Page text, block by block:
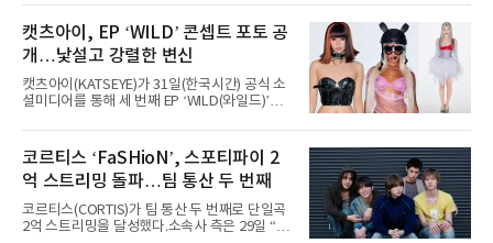
코르티스 등 K팝 스타들이 출연진 명단에 이름
을 올렸다.이날 에스파는
AxMxP는 데뷔 전부터 버스킹과 각종 페스티벌,
공연 무대에 오르며 실전 경험을 쌓아왔다.이들
은 소속사 패밀리 콘서트를 비롯해 '뷰티풀 민트
라이프 2025', '2025 부산국제록페스티벌' 등 대
형 무대에 잇달아 출연해 당찬 에너지와 풋풋한
매력으로 음악팬들의 눈도장을 찍었다.이후
AxMxP는 '카운트다운 판타지 2025-2026',
정적인 실력을 입증했고, 올해 '2026 어썸뮤직
페스티벌', '뷰티풀 민트 라이프 2026', '2026
캣츠아이, EP ‘WILD’ 콘셉트 포토 공
개…낯설고 강렬한 변신
캣츠아이(KATSEYE)가 31일(한국시간) 공식 소
셜미디어를 통해 세 번째 EP ‘WILD(와일드)’의
heart(와일드 하트)’라는 제목이 붙은 콘셉트 포
토에는 멤버들의 본능적이고 야성적인 면모가
강렬하게 담겼다. 짙은 아이섀도와 푸른빛·금빛·
붉은빛의 컬러 렌즈가 비현실적인 분위기를 자
아내고, 여러 원색이 불규칙하게 뒤섞인 멀티컬
러 헤어와 과감한 블루·블랙 립 메이크업이 낯설
고도 매혹적인 비주얼을 완성했다.스타일링 역
코르티스 ‘FaSHioN’, 스포티파이 2
억 스트리밍 돌파…팀 통산 두 번째
코르티스(CORTIS)가 팀 통산 두 번째로 단일곡
2억 스트리밍을 달성했다.소속사 측은 29일 “코